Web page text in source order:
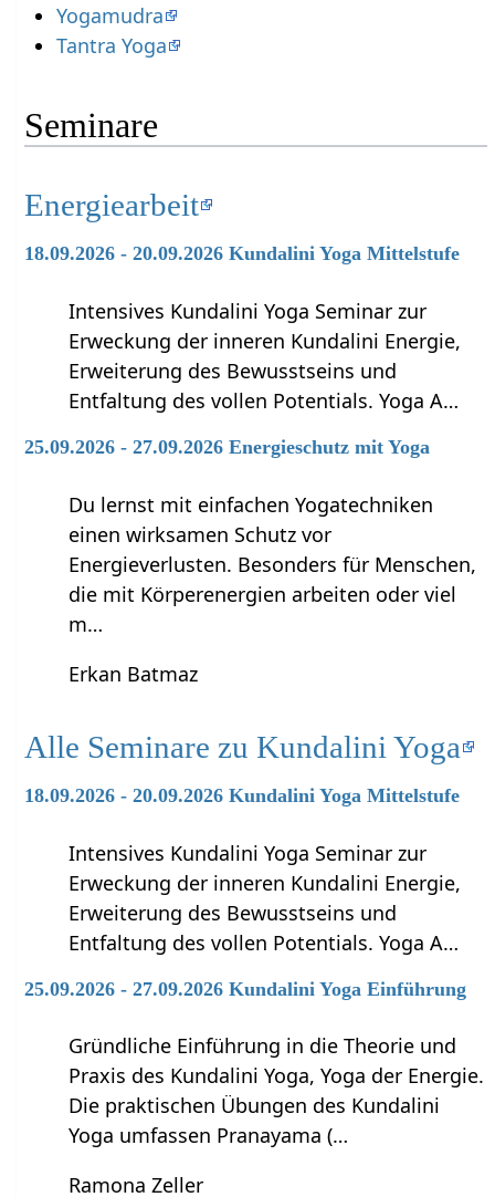
Yogamudra
Tantra Yoga
Seminare
Energiearbeit
18.09.2026 - 20.09.2026 Kundalini Yoga Mittelstufe
Intensives Kundalini Yoga Seminar zur
Erweckung der inneren Kundalini Energie,
Erweiterung des Bewusstseins und
Entfaltung des vollen Potentials. Yoga A…
25.09.2026 - 27.09.2026 Energieschutz mit Yoga
Du lernst mit einfachen Yogatechniken
einen wirksamen Schutz vor
Energieverlusten. Besonders für Menschen,
die mit Körperenergien arbeiten oder viel
m…
Erkan Batmaz
Alle Seminare zu Kundalini Yoga
18.09.2026 - 20.09.2026 Kundalini Yoga Mittelstufe
Intensives Kundalini Yoga Seminar zur
Erweckung der inneren Kundalini Energie,
Erweiterung des Bewusstseins und
Entfaltung des vollen Potentials. Yoga A…
25.09.2026 - 27.09.2026 Kundalini Yoga Einführung
Gründliche Einführung in die Theorie und
Praxis des Kundalini Yoga, Yoga der Energie.
Die praktischen Übungen des Kundalini
Yoga umfassen Pranayama (…
Ramona Zeller